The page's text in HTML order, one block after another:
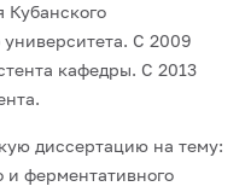
Кубанского
университета. С 2009
кафедры. С 2013
диссертацию на тему:
и ферментативного